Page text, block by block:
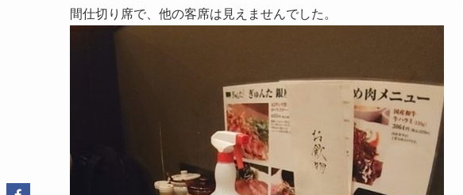
間仕切り席で、他の客席は見えませんでした。